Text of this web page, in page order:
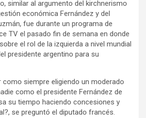
similar al argumento del kirchnerismo
económica Fernández y del
fue durante un programa de
TV el pasado fin de semana en donde
el rol de la izquierda a nivel mundial
presidente argentino para su
como siempre eligiendo un moderado
como el presidente Fernández de
su tiempo haciendo concesiones y
se preguntó el diputado francés.